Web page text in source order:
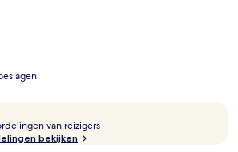
zoals 2 buitenzwembaden, een bar aan
uurs fitnesscentrum. Het behulpzame
van reizigers
bekijken